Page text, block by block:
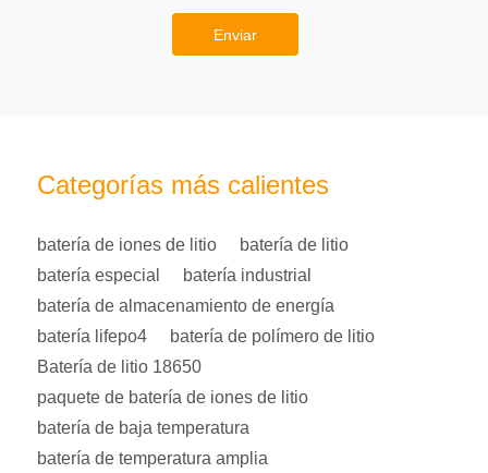
Enviar
Categorías más calientes
batería de iones de litio
batería de litio
batería especial
batería industrial
batería de almacenamiento de energía
batería lifepo4
batería de polímero de litio
Batería de litio 18650
paquete de batería de iones de litio
batería de baja temperatura
batería de temperatura amplia